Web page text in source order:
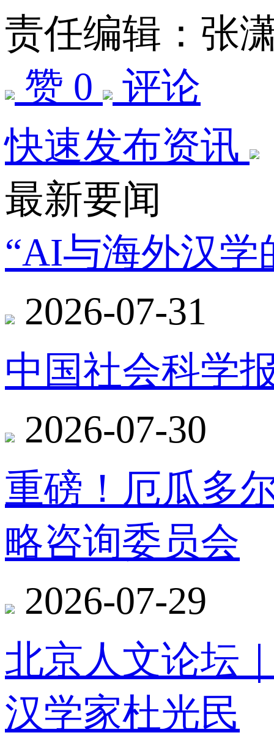
责任编辑：张
赞 0
评论
快速发布资讯
最新要闻
“AI与海外汉学
2026-07-31
中国社会科学
2026-07-30
重磅！厄瓜多
略咨询委员会
2026-07-29
北京人文论坛
汉学家杜光民